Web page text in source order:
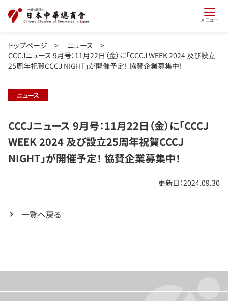
メニュー
トップページ > ニュース >
CCCJニュース 9月号：11月22日（金）に「CCCJ WEEK 2024 及び設立
25周年祝賀CCCJ NIGHT」が開催予定！ 協賛企業募集中！
ニュース
CCCJニュース 9月号：11月22日（金）に「CCCJ
WEEK 2024 及び設立25周年祝賀CCCJ
NIGHT」が開催予定！ 協賛企業募集中！
更新日：2024.09.30
一覧へ戻る